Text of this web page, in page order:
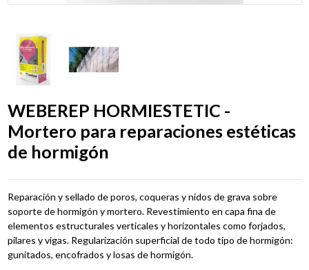
WEBEREP HORMIESTETIC -
Mortero para reparaciones estéticas
de hormigón
Reparación y sellado de poros, coqueras y nidos de grava sobre
soporte de hormigón y mortero. Revestimiento en capa fina de
elementos estructurales verticales y horizontales como forjados,
pilares y vigas. Regularización superficial de todo tipo de hormigón:
gunitados, encofrados y losas de hormigón.